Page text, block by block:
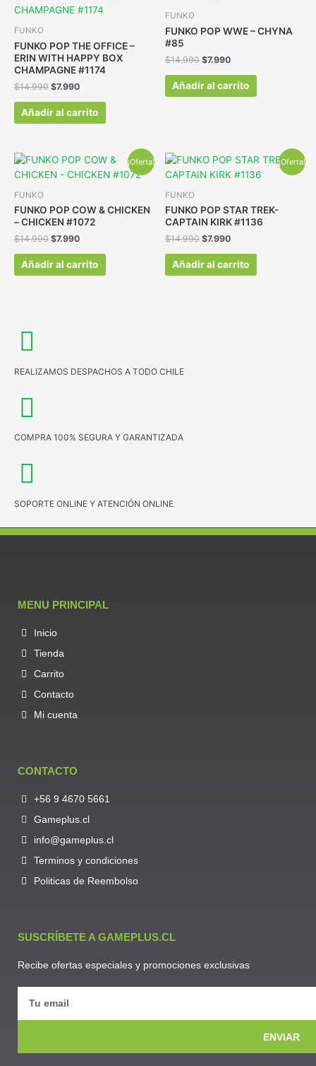
FUNKO
FUNKO POP THE OFFICE –
ERIN WITH HAPPY BOX
CHAMPAGNE #1174
$14.990 $7.990
Añadir al carrito
FUNKO
FUNKO POP WWE – CHYNA
#85
$14.990 $7.990
Añadir al carrito
¡Oferta!
FUNKO
FUNKO POP COW & CHICKEN
– CHICKEN #1072
$14.990 $7.990
Añadir al carrito
¡Oferta!
FUNKO
FUNKO POP STAR TREK-
CAPTAIN KIRK #1136
$14.990 $7.990
Añadir al carrito
REALIZAMOS DESPACHOS A TODO CHILE
COMPRA 100% SEGURA Y GARANTIZADA
SOPORTE ONLINE Y ATENCIÓN ONLINE
MENU PRINCIPAL
Inicio
Tienda
Carrito
Contacto
Mi cuenta
CONTACTO
+56 9 4670 5661
Gameplus.cl
info@gameplus.cl
Terminos y condiciones
Politicas de Reembolso
SUSCRÍBETE A GAMEPLUS.CL
Recibe ofertas especiales y promociones exclusivas
ENVIAR